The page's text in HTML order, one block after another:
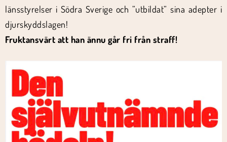
länsstyrelser i Södra Sverige och ”utbildat” sina adepter i
djurskyddslagen!
Fruktansvärt att han ännu går fri från straff!